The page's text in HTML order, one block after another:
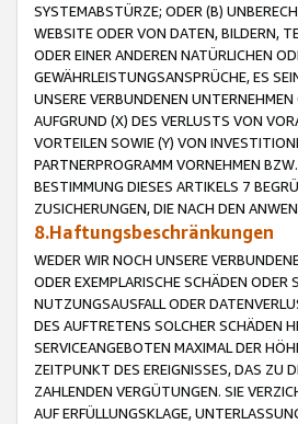
SYSTEMABSTÜRZE; ODER (B)
WEBSITE ODER VON DATEN, BILDERN,
ODER EINER ANDEREN NATÜRLICHEN
GEWÄHRLEISTUNGSANSPRÜCHE, ES
UNSERE VERBUNDENEN
AUFGRUND (X) DES VERLUSTS VON
VORTEILEN SOWIE (Y) VON
PARTNERPROGRAMM VORNEHMEN
BESTIMMUNG DIESES ARTIKELS 7
ZUSICHERUNGEN, DIE NACH DEN
8.Haftungsbeschränkungen
WEDER WIR NOCH UNSERE
ODER EXEMPLARISCHE SCHÄDEN
NUTZUNGSAUSFALL ODER
DES AUFTRETENS SOLCHER SCHÄDEN
SERVICEANGEBOTEN MAXIMAL DER
ZEITPUNKT DES EREIGNISSES, DAS ZU
ZAHLENDEN VERGÜTUNGEN. SIE
AUF ERFÜLLUNGSKLAGE,